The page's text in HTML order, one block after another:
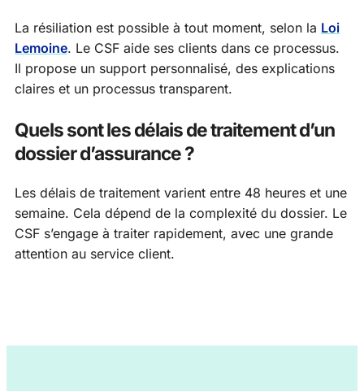
La résiliation est possible à tout moment, selon la Loi
Lemoine. Le CSF aide ses clients dans ce processus.
Il propose un support personnalisé, des explications
claires et un processus transparent.
Quels sont les délais de traitement d’un
dossier d’assurance ?
Les délais de traitement varient entre 48 heures et une
semaine. Cela dépend de la complexité du dossier. Le
CSF s’engage à traiter rapidement, avec une grande
attention au service client.